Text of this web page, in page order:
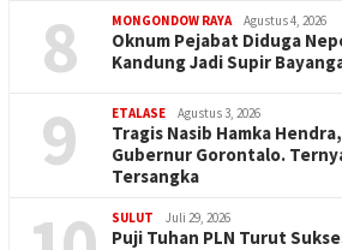
8 MONGONDOW RAYA Agustus 4, 2026
Oknum Pejabat Diduga
Kandung Jadi Supir
9 ETALASE Agustus 3, 2026
Tragis Nasib Hamka
Gubernur Gorontalo.
Tersangka
SULUT Juli 29, 2026
Puji Tuhan PLN Turut